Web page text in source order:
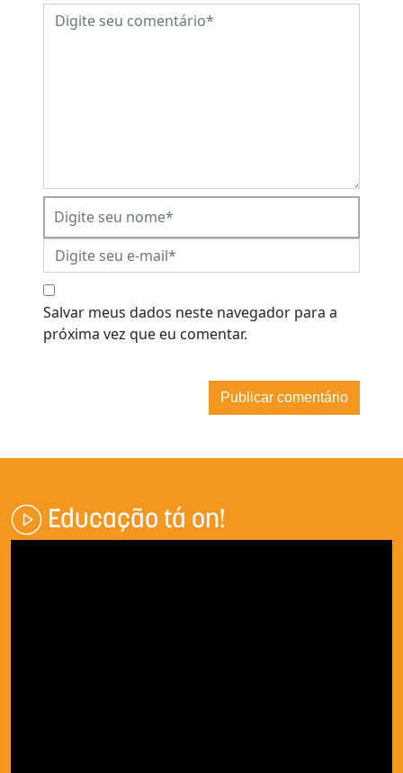
Salvar meus dados neste navegador para a
próxima vez que eu comentar.
Educação tá on!